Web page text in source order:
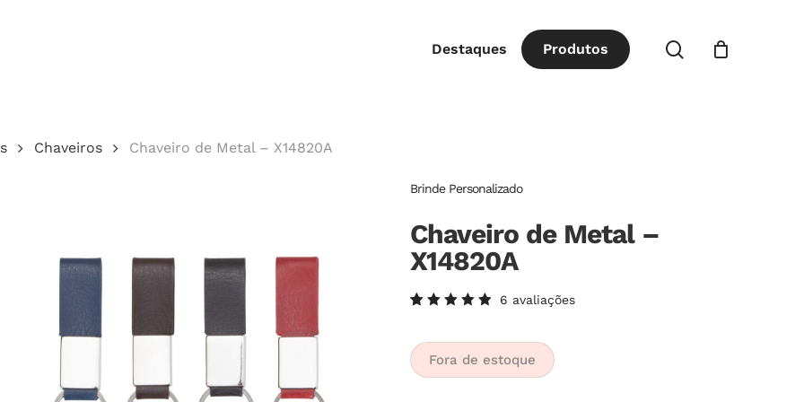
Destaques Produtos procurar
Chaveiros Chaveiro de Metal – X14820A
Brinde Personalizado
Chaveiro de Metal –
X14820A
5.00de
5, com
baseado
em
6 avaliações
Fora de estoque